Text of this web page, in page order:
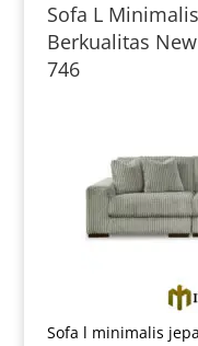
Sofa L
Berkualitas
746
Sofa l minimalis